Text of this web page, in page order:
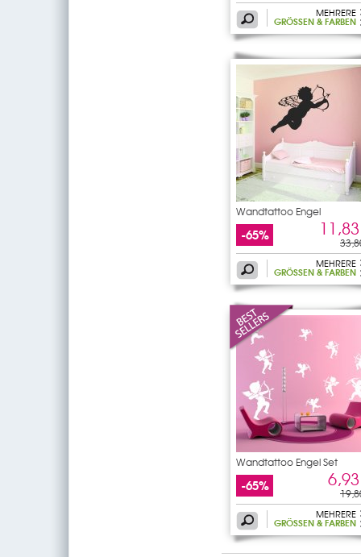
MEHRERE
GRÖSSEN & FARBEN
Wandtattoo Engel
-65%
MEHRERE
GRÖSSEN & FARBEN
Wandtattoo Engel Set
-65%
MEHRERE
GRÖSSEN & FARBEN